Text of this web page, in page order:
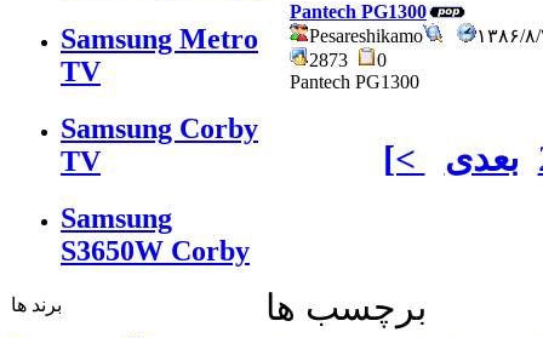
Samsung Metro
TV
Samsung Corby
TV
Samsung
S3650W Corby
برند ها
Pantech PG1300
Pesareshikamo
۱۸:۲۵
2873
0
Pantech PG1300
[< بعدی
برچسب ها